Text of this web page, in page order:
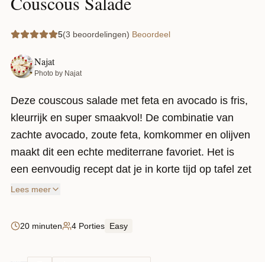
5(3 beoordelingen) Beoordeel
Najat
Photo by Najat
Deze couscous salade met feta en avocado is fris,
kleurrijk en super smaakvol! De combinatie van
zachte avocado, zoute feta, komkommer en olijven
maakt dit een echte mediterrane favoriet. Het is
een eenvoudig recept dat je in korte tijd op tafel zet
en ideaal is als bijgerecht bij de barbecue, als lunch
Lees meer
20 minuten 4 Porties Easy